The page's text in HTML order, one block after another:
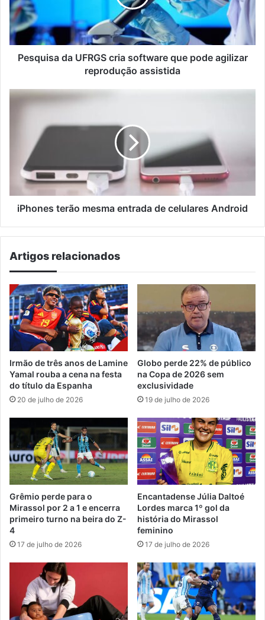
que
pode
agilizar
reprodução
assistida
Pesquisa da UFRGS cria software que pode agilizar
reprodução assistida
iPhones
terão
celulares
Android
iPhones terão mesma entrada de celulares Android
Artigos relacionados
Irmão de três anos de Lamine
Yamal rouba a cena na festa
do título da Espanha
20 de julho de 2026
Globo perde 22% de público
na Copa de 2026 sem
exclusividade
19 de julho de 2026
Grêmio perde para o
Mirassol por 2 a 1 e encerra
primeiro turno na beira do Z-
4
17 de julho de 2026
Encantadense Júlia Daltoé
Lordes marca 1º gol da
história do Mirassol
feminino
17 de julho de 2026